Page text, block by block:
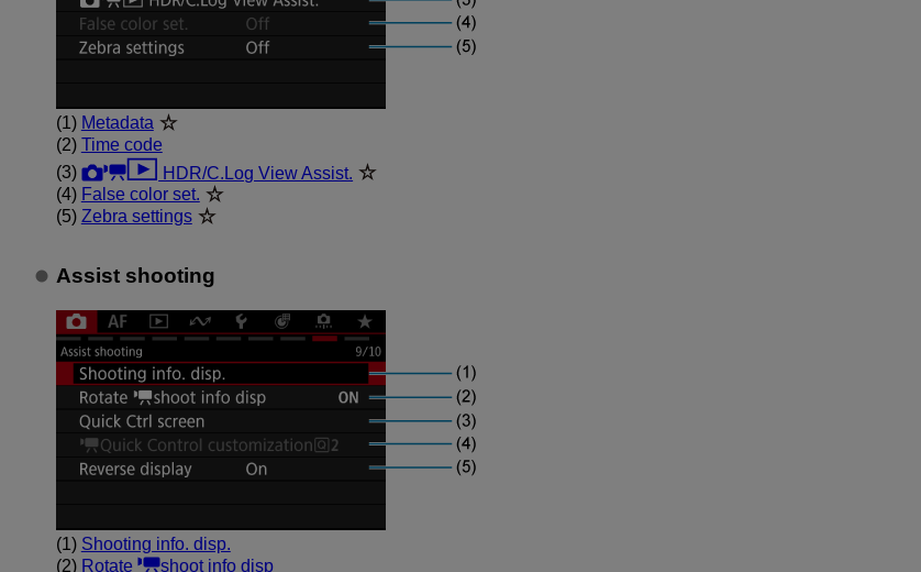
(1) Metadata
(2) Time code
(3)
HDR/C.Log View Assist.
(4) False color set.
(5) Zebra settings
Assist shooting
(1) Shooting info. disp.
(2) Rotate shoot info disp